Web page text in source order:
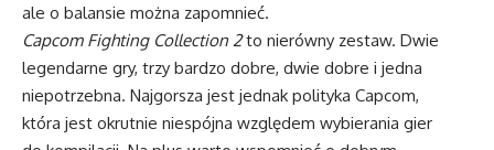
ale o balansie można zapomnieć.
Capcom Fighting Collection 2to nierówny zestaw. Dwie
legendarne gry, trzy bardzo dobre, dwie dobre i jedna
niepotrzebna. Najgorsza jest jednak polityka Capcom,
która jest okrutnie niespójna względem wybierania gier